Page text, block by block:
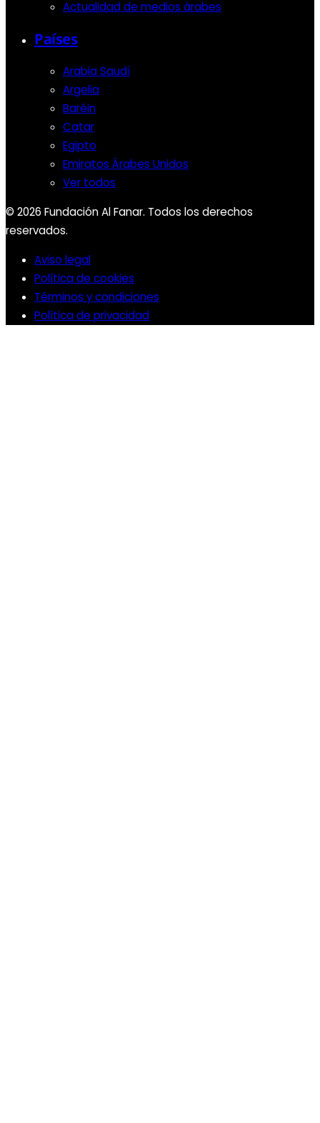
Actualidad de medios árabes
Países
Arabia Saudí
Argelia
Baréin
Catar
Egipto
Emiratos Árabes Unidos
Ver todos
© 2026 Fundación Al Fanar. Todos los derechos
reservados.
Aviso legal
Política de cookies
Términos y condiciones
Política de privacidad